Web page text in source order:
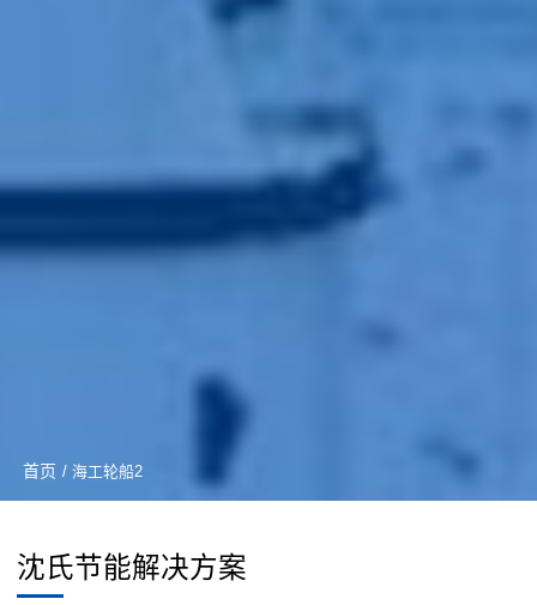
首页 / 海工轮船2
沈氏节能解决方案